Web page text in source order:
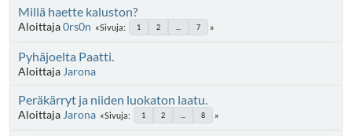
Millä haette kaluston?
Aloittaja0rs0n Sivuja 1 2 7
Pyhäjoelta Paatti.
Aloittaja Jarona
Peräkärryt ja niiden luokaton laatu.
Aloittaja Jarona Sivuja 1 2 8